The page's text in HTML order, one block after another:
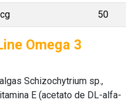
50
Omega 3
Schizochytrium sp.,
E (acetato de DL-alfa-